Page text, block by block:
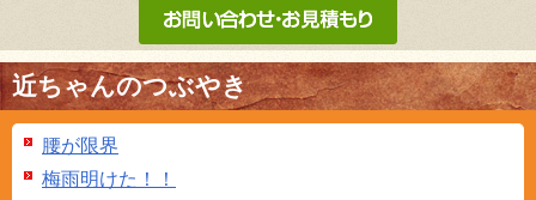
近ちゃんのつぶやき
腰が限界
梅雨明けた！！